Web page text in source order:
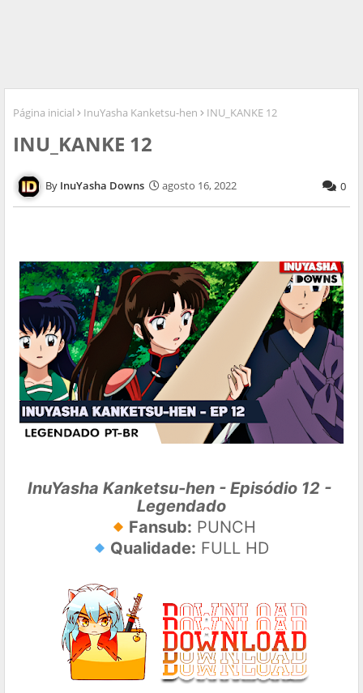
Página inicial InuYasha Kanketsu-hen INU_KANKE 12
INU_KANKE 12
InuYasha Downs agosto 16, 2022 0
InuYasha Kanketsu-hen - Episódio 12 -
Legendado
🔸 Fansub: PUNCH
🔹 Qualidade: FULL HD